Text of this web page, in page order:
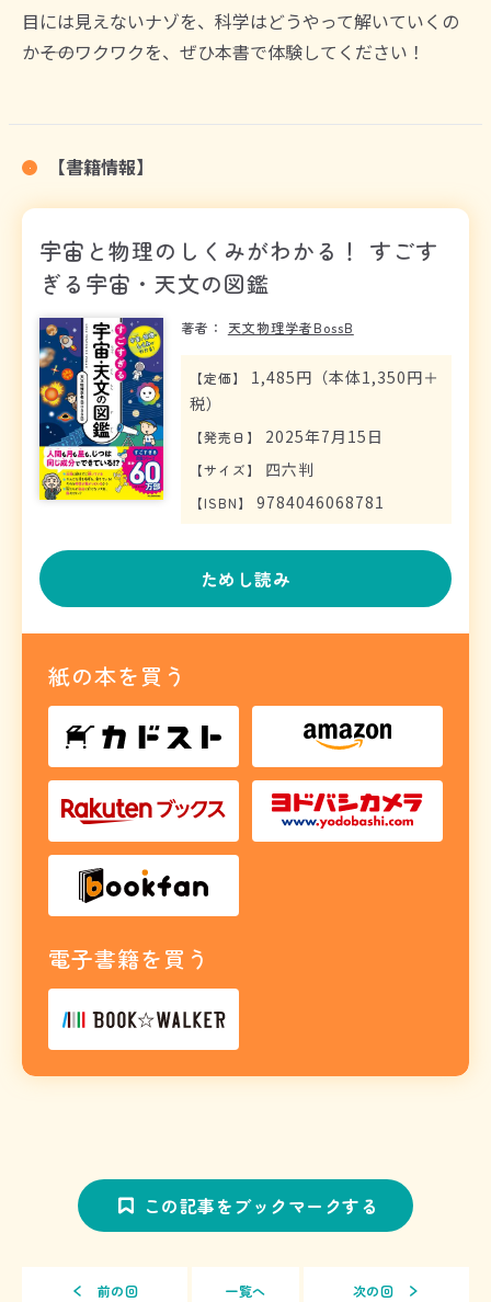
目には見えないナゾを、科学はどうやって解いていくの
か――そのワクワクを、ぜひ本書で体験してください！
【書籍情報】
宇宙と物理のしくみがわかる！ すごす
ぎる宇宙・天文の図鑑
著者： 天文物理学者BossB
【定価】
1,485円（本体1,350円＋
税）
【発売日 】 2025年7月15日
【サイズ】 四六判
【ISBN】 9784046068781
ためし読み
紙の本を買う
電子書籍を買う
この記事をブックマークする
前の回 一覧へ 次の回